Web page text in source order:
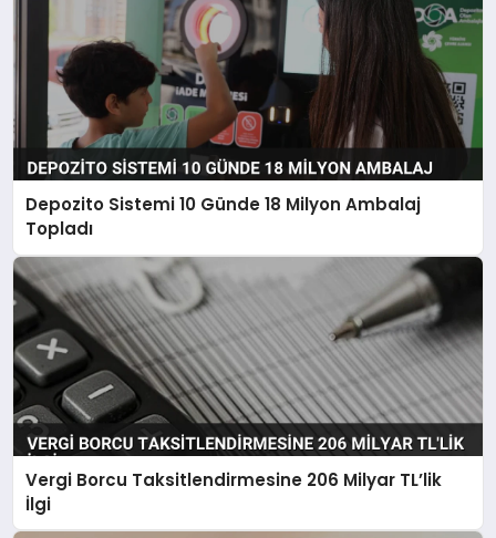
Depozito Sistemi 10 Günde 18 Milyon Ambalaj
Topladı
Vergi Borcu Taksitlendirmesine 206 Milyar TL’lik
İlgi